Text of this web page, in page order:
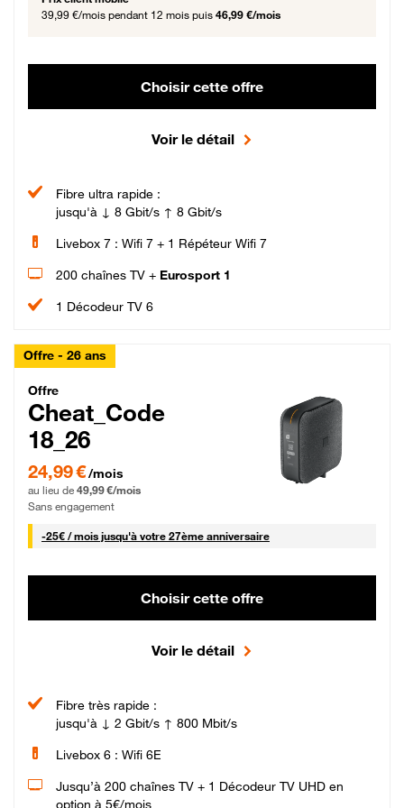
39,99 €/mois pendant 12 mois puis 46,99 €/mois
Choisir cette offre
Voir le détail
Fibre ultra rapide :
jusqu'à ↓ 8 Gbit/s ↑ 8 Gbit/s
Livebox 7 : Wifi 7 + 1 Répéteur Wifi 7
200 chaînes TV + Eurosport 1
1 Décodeur TV 6
Offre - 26 ans
Cheat_Code Fibre_18_26
Offre
Cheat_Code
18_26
24,99 € par mois pendant 0 mois puis 49,99 € par mois, Sans engagement
24,99 €/mois
au lieu de 49,99 €/mois
Sans engagement
-25€ / mois25 € par mois
jusqu'à votre 27ème anniversaire
Choisir cette offre
Voir le détail
Fibre très rapide :
jusqu'à ↓ 2 Gbit/s ↑ 800 Mbit/s
Livebox 6 : Wifi 6E
Jusqu’à 200 chaînes TV + 1 Décodeur TV UHD en
option à 5€/mois